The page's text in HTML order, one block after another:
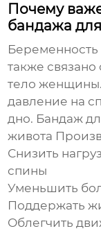
Почему
бандажа
Беременность
также
тело
давление на
дно. Бандаж
живота
Снизить
спины
Уменьшить
Поддержать
Облегчить